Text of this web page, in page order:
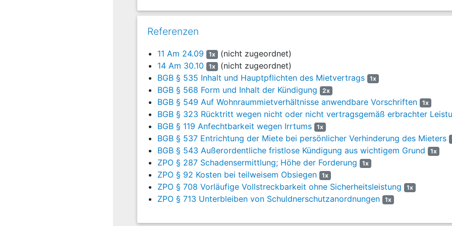
07.09. - 20.09.2003 zu zahlen. Dabei berücksichtigte sie einen Preisnachlaß in Höhe
von 20 %.
Am 30.10.2003 forderte die Klägerin den Beklagten nochmal zur Zahlung auf, diesmal unter
Prozeßbevollmächtigten des Beklagten verweigerten am 06.11.2003 jegliche Zahlung unter
abgeschlossenen Wohnung nicht um eine Ferienwohnung handele.
Die Klägerin behauptet, der Beklagte sei lediglich unter Hinweis darauf, die Wohnung
würde ihm nicht gefallen, abgereist.
Sie meint, die Ferienwohnung sei nicht mangelhaft. Sie vertritt die Auffassung, der Beklagte
müssen, eine abgeschlossene Wohneinheit anmieten zu wollen, wenn es ihm darauf
Die Klägerin beantragt,
den Beklagten zu verurteilen, an sie 448,00€nebst5 %Zinsen über dem
Referenzen
11 Am 24.09 1x (nicht zugeordnet)
14 Am 30.10
1x (nicht zugeordnet)
BGB § 535 Inhalt und Hauptpflichten des Mietvertrags
1x
BGB § 568 Form und Inhalt der Kündigung 2x
BGB § 549 Auf Wohnraummietverhältnisse anwendbare Vorschriften 1x
BGB § 323 Rücktritt wegen nicht oder nicht vertragsgemäß erbrachter
BGB § 119 Anfechtbarkeit wegen Irrtums 1x
BGB § 537 Entrichtung der Miete bei persönlicher Verhinderung des Mieters
BGB § 543 Außerordentliche fristlose Kündigung aus wichtigem Grund 1x
ZPO § 287 Schadensermittlung; Höhe der Forderung 1x
ZPO § 92 Kosten bei teilweisem Obsiegen 1x
ZPO § 708 Vorläufige Vollstreckbarkeit ohne Sicherheitsleistung 1x
ZPO § 713 Unterbleiben von Schuldnerschutzanordnungen 1x